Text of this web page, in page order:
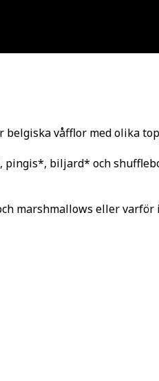
våfflor med olika
pingis*, biljard* och
marshmallows eller